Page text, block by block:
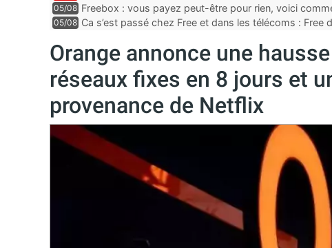
05/08 Freebox : vous payez peut-être pour rien, voici
abonnements TV oubliés
05/08 Ca s’est passé chez Free et dans les télécoms : Free
Orange annonce une
réseaux fixes en 8 jours et
provenance de Netflix